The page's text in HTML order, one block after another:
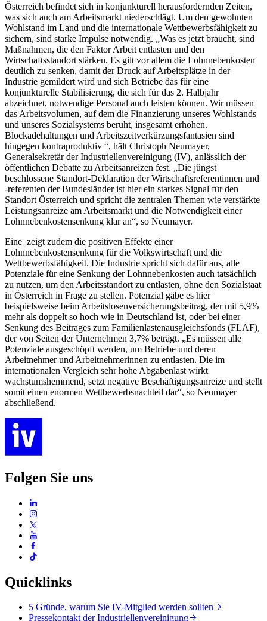
Österreich befindet sich in konjunkturell herausfordernden Zeiten,
was sich auch am Arbeitsmarkt niederschlägt. Um den gewohnten
Wohlstand im Land und die internationale Wettbewerbsfähigkeit zu
sichern, sind starke Impulse notwendig. „Was es jetzt braucht, sind
Maßnahmen, die den Faktor Arbeit entlasten und den
Wirtschaftsstandort stärken. Es gilt vor allem die Lohnnebenkosten
deutlich zu senken, damit der Druck auf Arbeitsplätze in der
Industrie gemildert wird und sich Betriebe das für eine
konjunkturelle Stabilisierung, die sich für das 2. Halbjahr
abzeichnet, notwendige Personal auch leisten können. Wir müssen
das Arbeitsvolumen, auf dem die Finanzierung unseres Wohlstands
und unseres Sozialsystems beruht, insgesamt erhöhen.
Blockadehaltungen und Arbeitszeitverkürzungsfantasien sind
hingegen kontraproduktiv “, hält Christoph Neumayer,
Generalsekretär der Industriellenvereinigung (IV), anlässlich der
öffentlichen Debatte zu Arbeitsanreizen fest. „Die jüngst
beschlossene Standort-Deklaration der Wirtschaftsreferentinnen und
-referenten der Bundesländer ist hier ein starkes Signal für den
Standort Österreich und spricht die zentralen Themen wie verstärkte
Leistungsanreize am Arbeitsmarkt und die Notwendigkeit einer
Lohnnebenkostensenkung klar an“, so Neumayer.
Eine zeigt zudem die positiven Effekte einer
Lohnnebenkostensenkung für die Volkswirtschaft und die
Wettbewerbsfähigkeit. Die Industrie spricht sich dafür aus, alle
Potenziale für eine Senkung der Lohnnebenkosten auch tatsächlich
zu nutzen, um den Arbeitsstandort zu entlasten, ohne den Sozialstaat
in Österreich in Frage zu stellen. Potenzial gäbe es hier
beispielsweise beim Arbeitslosenversicherungsbeitrag, der mit 5,9%
mehr als doppelt so hoch wie in Deutschland ist, oder bei einer
Senkung des Beitrages zum Familienlastenausgleichsfonds (FLAF),
der von Seiten der Unternehmen 3,7% beträgt. „Es müssen alle
Potenziale ausgeschöpft werden, um Betriebe und deren
Arbeitnehmer und Arbeitnehmerinnen zu entlasten. Die im
internationalen Vergleich sehr hohe Abgabenlast wirkt
wachstumshemmend, setzt negative Beschäftigungsanreize und stellt
somit einen enormen Wettbewerbsnachteil dar“, so Neumayer
abschließend.
Folgen Sie uns
Quicklinks
5 Gründe, warum Sie IV-Mitglied werden sollten
Pressekontakt der Industriellenvereinigung